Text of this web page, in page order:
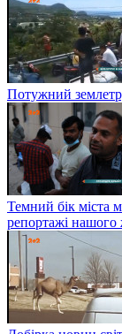
Потужний
Темний бік міста
репортажі нашого